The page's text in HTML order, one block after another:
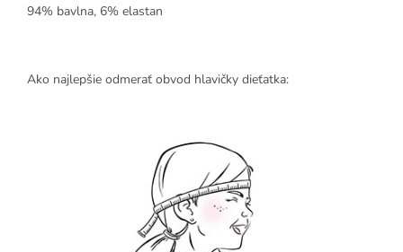
94% bavlna, 6% elastan
Ako najlepšie odmerať obvod hlavičky dieťatka: